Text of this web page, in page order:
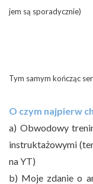
jem są sporadycznie)
Tym samym kończąc
O czym najpierw
a) Obwodowy
instruktażowymi
na YT)
b) Moje zdanie o